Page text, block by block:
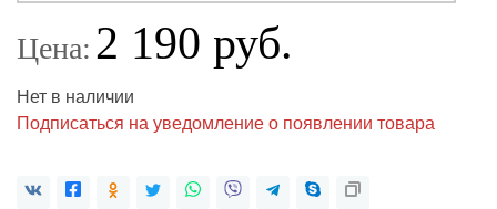
Цена: 2 190 руб.
Нет в наличии
Подписаться на уведомление о появлении товара